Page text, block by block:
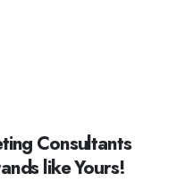
Consultants
like Yours!